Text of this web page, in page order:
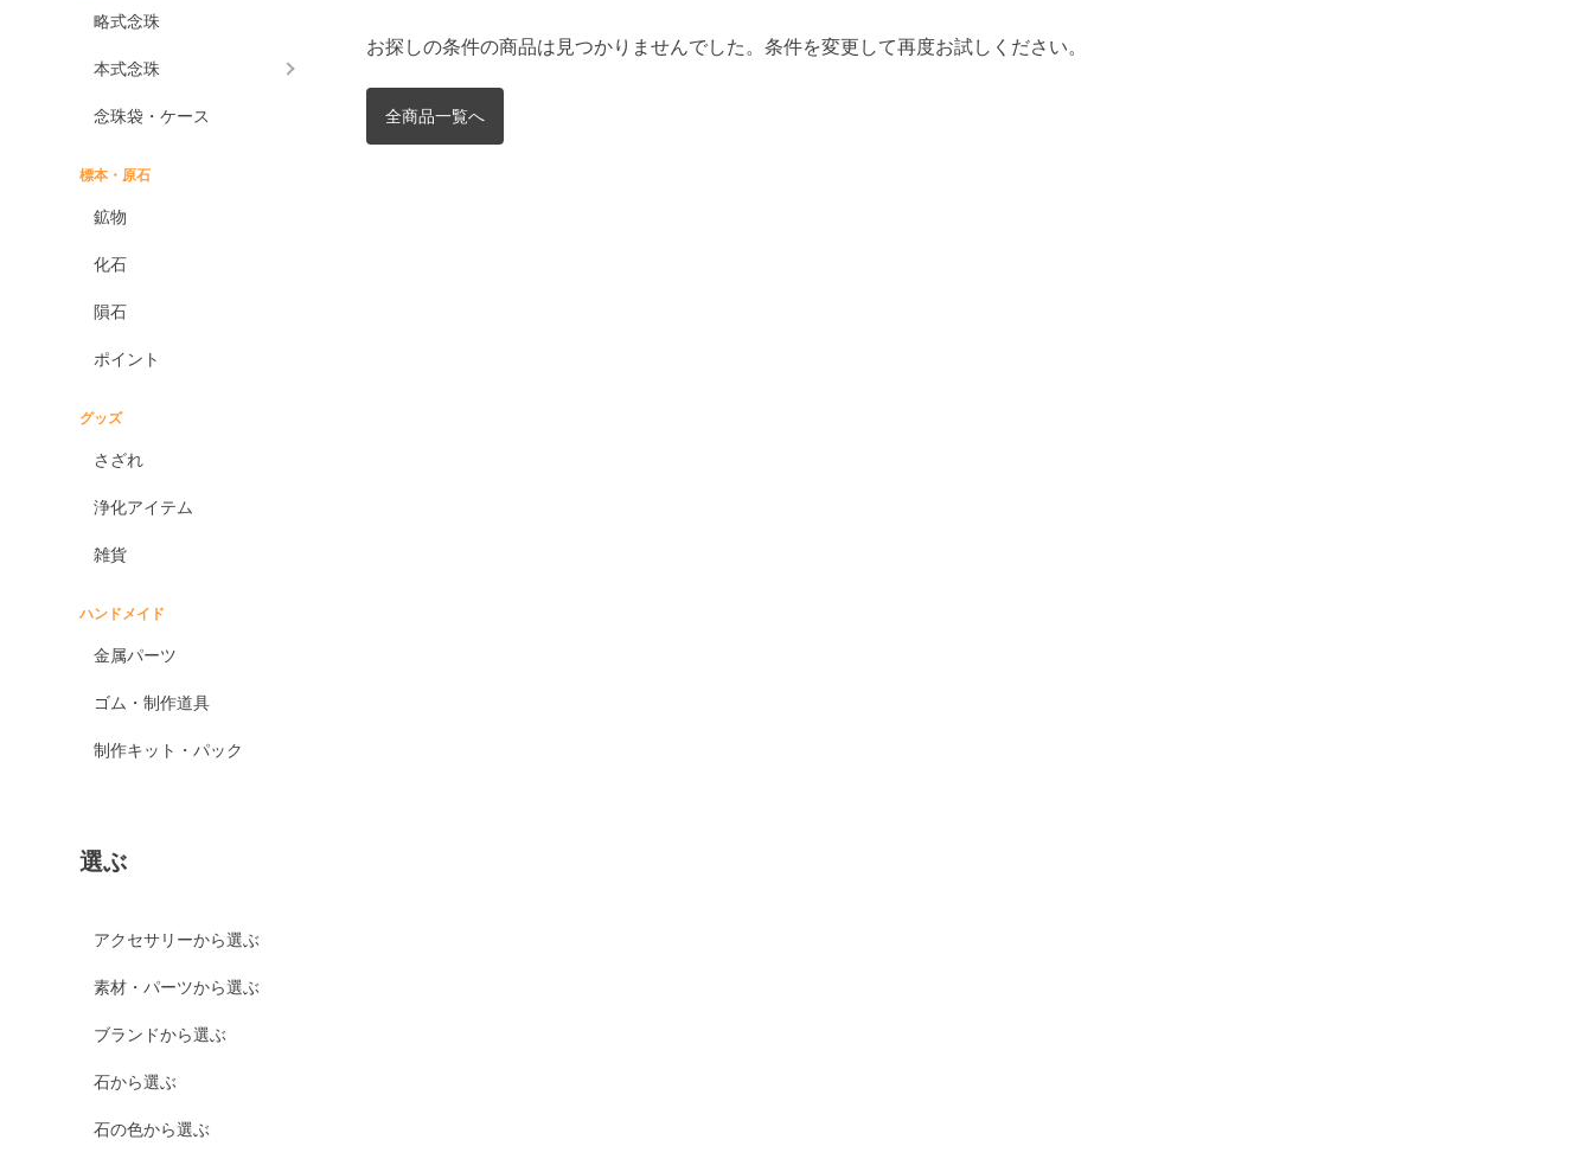
略式念珠
本式念珠
念珠袋・ケース
標本・原石
鉱物
化石
隕石
ポイント
グッズ
さざれ
浄化アイテム
雑貨
ハンドメイド
金属パーツ
ゴム・制作道具
制作キット・パック
選ぶ
アクセサリーから選ぶ
素材・パーツから選ぶ
ブランドから選ぶ
石から選ぶ
石の色から選ぶ
お探しの条件の商品は見つかりませんでした。条件を変更して再度お試しください。
全商品一覧へ